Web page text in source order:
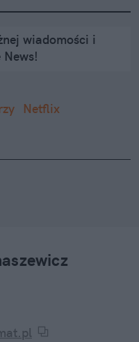
wiadomości i
Netflix